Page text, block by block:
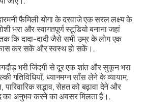
फैमिली योगा के दरवाजे एक सरल लक्ष्य के
भरा और स्वागतपूर्ण स्टूडियो बनाना जहां
​​कि दादा-दादी जैसे सभी उम्र के लोग एक
कर सकें और स्वस्थ हो सकें।.
भरी जिंदगी से दूर एक शांत और सुकून भरा
गतिविधियाँ, ध्यानमग्न साँस लेने के व्यायाम,
सद्भाव, सेहत को बढ़ावा देने और
का अनुभव करने का अवसर मिलता है।.